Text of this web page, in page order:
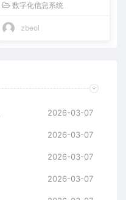
数字化信息系统
zbeol
2026-03-07
2026-03-07
2026-03-07
2026-03-07